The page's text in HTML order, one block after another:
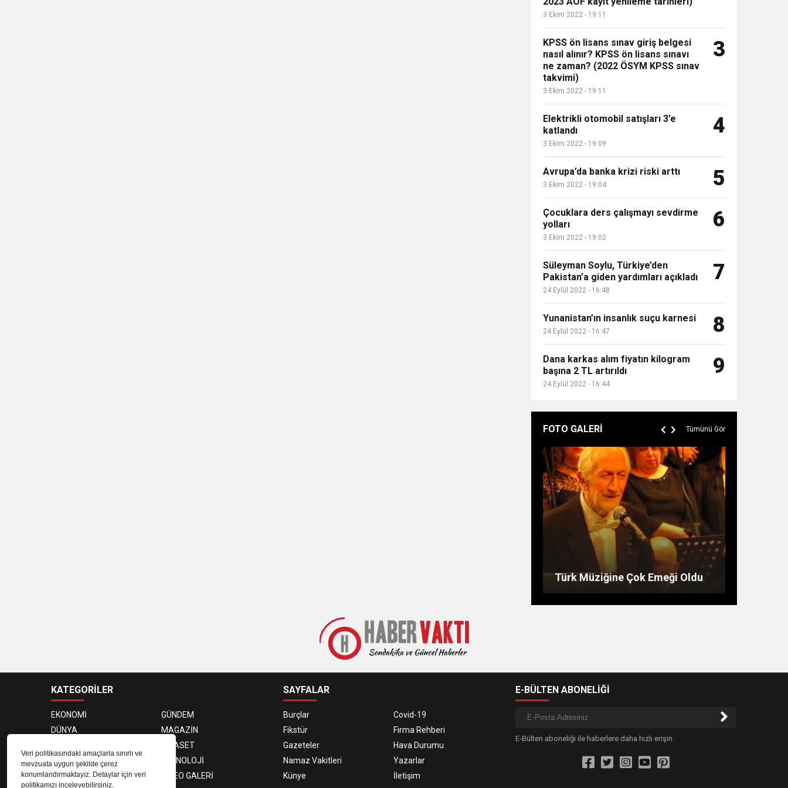
Veri politikasındaki amaçlarla sınırlı ve
mevzuata uygun şekilde çerez
konumlandırmaktayız. Detaylar için veri
politikamızı inceleyebilirsiniz.
3 Ekim 2022 - 19:11
KPSS ön lisans sınav giriş belgesi
nasıl alınır? KPSS ön lisans sınavı
ne zaman? (2022 ÖSYM KPSS sınav
takvimi)
3 Ekim 2022 - 19:11
3
Elektrikli otomobil satışları 3’e
katlandı
3 Ekim 2022 - 19:09
4
Avrupa’da banka krizi riski arttı
3 Ekim 2022 - 19:04 5
Çocuklara ders çalışmayı sevdirme
yolları
3 Ekim 2022 - 19:02
6
Süleyman Soylu, Türkiye’den
Pakistan’a giden yardımları açıkladı
24 Eylül 2022 - 16:48
7
Yunanistan’ın insanlık suçu karnesi
24 Eylül 2022 - 16:47 8
Dana karkas alım fiyatın kilogram
başına 2 TL artırıldı
24 Eylül 2022 - 16:44
9
FOTO GALERİ Tümünü Gör
Günün hikayesi: Kilerdeki unTürk Müziğine Çok Emeği Oldu
Bu Burçlar Paraya Para
Demeyecek
KATEGORİLER
EKONOMİ
GÜNDEM
DÜNYA
MAGAZİN
SİYASET
SPOR
TEKNOLOJİ
FOTO GALERİ
VIDEO GALERİ
SAYFALAR
Burçlar
Covid-19
Fikstür
Firma Rehberi
Gazeteler
Hava Durumu
Namaz Vakitleri
Yazarlar
Künye
İletişim
E-BÜLTEN ABONELİĞİ
E-Bülten aboneliği ile haberlere daha hızlı erişin.